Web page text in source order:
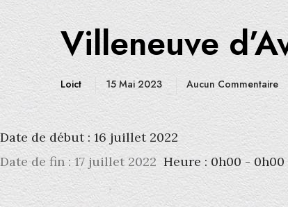
Villeneuve
Loict 15 Mai 2023 Aucun Commentaire
Date de début : 16 juillet 2022
Date de fin :17 juillet 2022 Heure : 0h00 - 0h00